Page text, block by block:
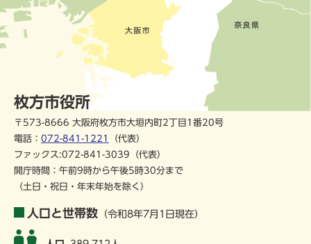
枚方市役所
〒573-8666 大阪府枚方市大垣内町2丁目1番20号
電話： 072-841-1221
（代表）
ファックス:072-841-3039（代表）
開庁時間：午前9時から午後5時30分まで
（土日・祝日・年末年始を除く）
人口と世帯数 （令和8年7月1日現在）